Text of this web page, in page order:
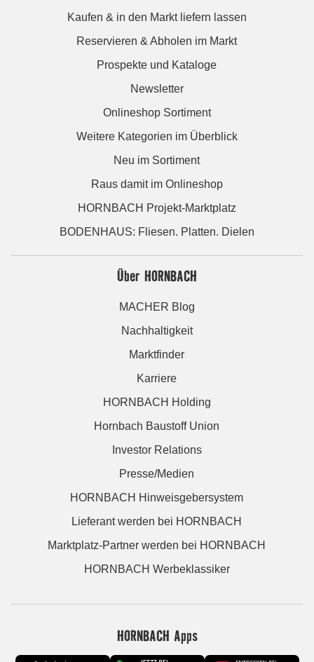
Kaufen & in den Markt liefern lassen
Reservieren & Abholen im Markt
Prospekte und Kataloge
Newsletter
Onlineshop Sortiment
Weitere Kategorien im Überblick
Neu im Sortiment
Raus damit im Onlineshop
HORNBACH Projekt-Marktplatz
BODENHAUS: Fliesen. Platten. Dielen
Über HORNBACH
MACHER Blog
Nachhaltigkeit
Marktfinder
Karriere
HORNBACH Holding
Hornbach Baustoff Union
Investor Relations
Presse/Medien
HORNBACH Hinweisgebersystem
Lieferant werden bei HORNBACH
Marktplatz-Partner werden bei HORNBACH
HORNBACH Werbeklassiker
HORNBACH Apps